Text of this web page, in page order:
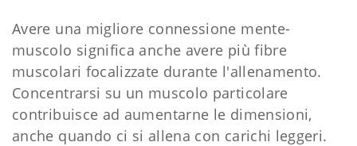
Avere una migliore connessione mente-
muscolo significa anche avere più fibre
muscolari focalizzate durante l'allenamento.
Concentrarsi su un muscolo particolare
contribuisce ad aumentarne le dimensioni,
anche quando ci si allena con carichi leggeri.